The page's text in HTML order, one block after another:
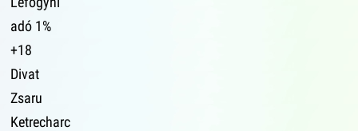
adó 1%
+18
Divat
Zsaru
Ketrecharc